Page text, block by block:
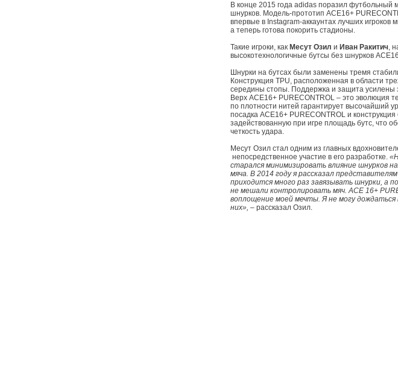
В конце 2015 года adidas поразил футбольный
шнурков. Модель-прототип ACE16+
впервые в Instagram-аккаунтах лучших игроков
а теперь готова покорить стадионы.
Такие игроки, как Месут Озил и Иван Ракитич,
высокотехнологичные бутсы без шнурков
Шнурки на бутсах были заменены тремя
Конструкция TPU, расположенная в области
середины стопы. Поддержка и защита усилены
Верх ACE16+ PURECONTROL – это эволюция
по плотности нитей гарантирует высочайший
посадка ACE16+ PURECONTROL и
задействованную при игре площадь бутс, что
четкость удара.
Месут Озил стал одним из главных
непосредственное участие в его разработке.
старался минимизировать влияние шнурков
мяча. В 2014 году я рассказал
приходится много раз завязывать шнурки, а
не мешали контролировать мяч. ACE 16+
воплощение моей мечты. Я не могу
них», – рассказал Озил.